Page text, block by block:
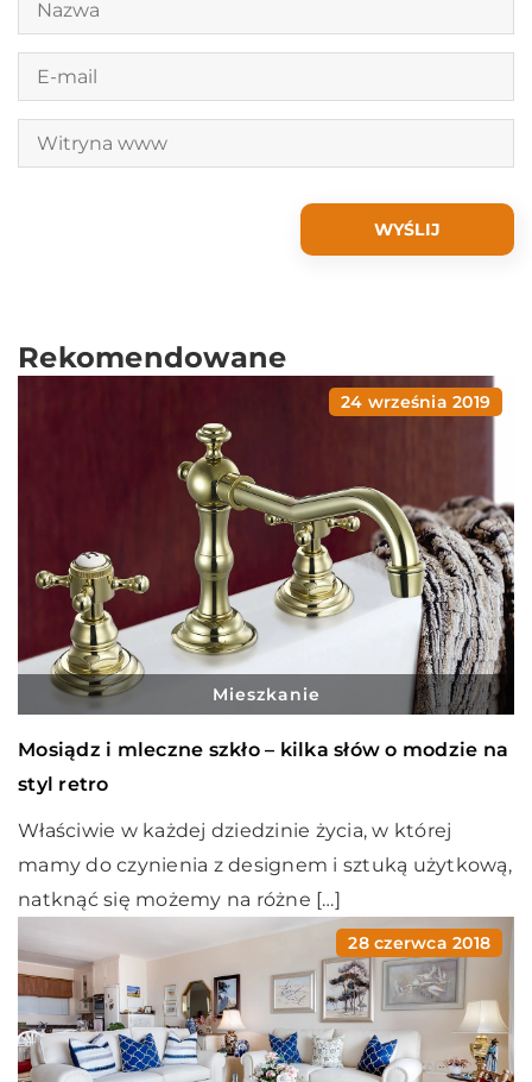
Rekomendowane
24 września 2019
Mieszkanie
Mosiądz i mleczne szkło – kilka słów o modzie na
styl retro
Właściwie w każdej dziedzinie życia, w której
mamy do czynienia z designem i sztuką użytkową,
natknąć się możemy na różne […]
28 czerwca 2018